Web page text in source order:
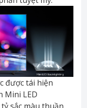
được tái hiện
Mini LED